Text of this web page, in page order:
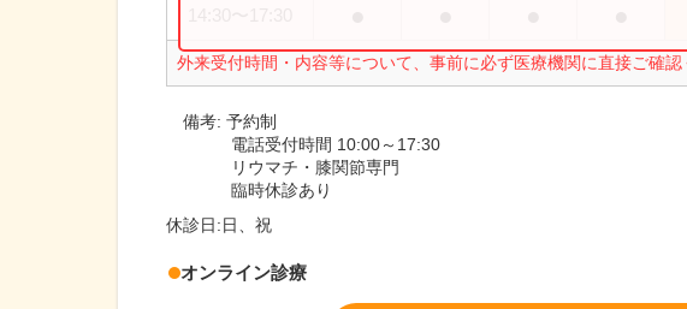
外来受付時間・内容等について、事前に必ず医療機関に直接ご確認
備考:予約制
電話受付時間 10:00～17:30
リウマチ・膝関節専門
臨時休診あり
休診日:日、祝
オンライン診療